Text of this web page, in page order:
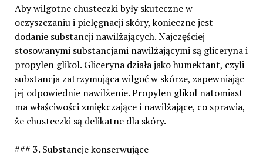
Aby wilgotne chusteczki były skuteczne w
oczyszczaniu i pielęgnacji skóry, konieczne jest
dodanie substancji nawilżających. Najczęściej
stosowanymi substancjami nawilżającymi są gliceryna i
propylen glikol. Gliceryna działa jako humektant, czyli
substancja zatrzymująca wilgoć w skórze, zapewniając
jej odpowiednie nawilżenie. Propylen glikol natomiast
ma właściwości zmiękczające i nawilżające, co sprawia,
że chusteczki są delikatne dla skóry.
### 3. Substancje konserwujące